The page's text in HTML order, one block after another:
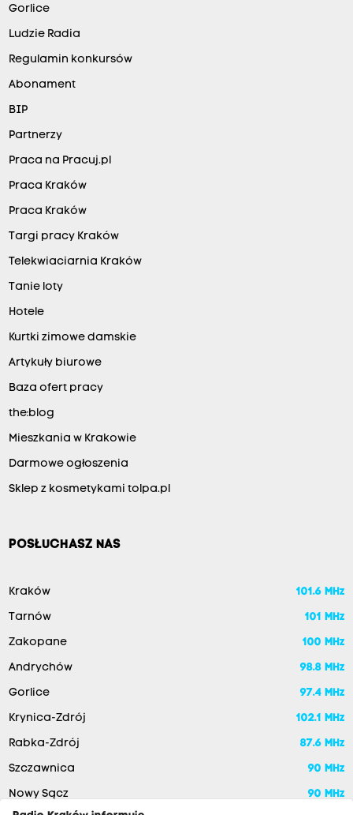
Gorlice
Ludzie Radia
Regulamin konkursów
Abonament
BIP
Partnerzy
Praca na Pracuj.pl
Praca Kraków
Praca Kraków
Targi pracy Kraków
Telekwiaciarnia Kraków
Tanie loty
Hotele
Kurtki zimowe damskie
Artykuły biurowe
Baza ofert pracy
the:blog
Mieszkania w Krakowie
Darmowe ogłoszenia
Sklep z kosmetykami tolpa.pl
POSŁUCHASZ NAS
Kraków 101.6 MHz
Tarnów 101 MHz
Zakopane 100 MHz
Andrychów 98.8 MHz
Gorlice 97.4 MHz
Krynica-Zdrój 102.1 MHz
Rabka-Zdrój 87.6 MHz
Szczawnica 90 MHz
Nowy Sącz
90 MHz